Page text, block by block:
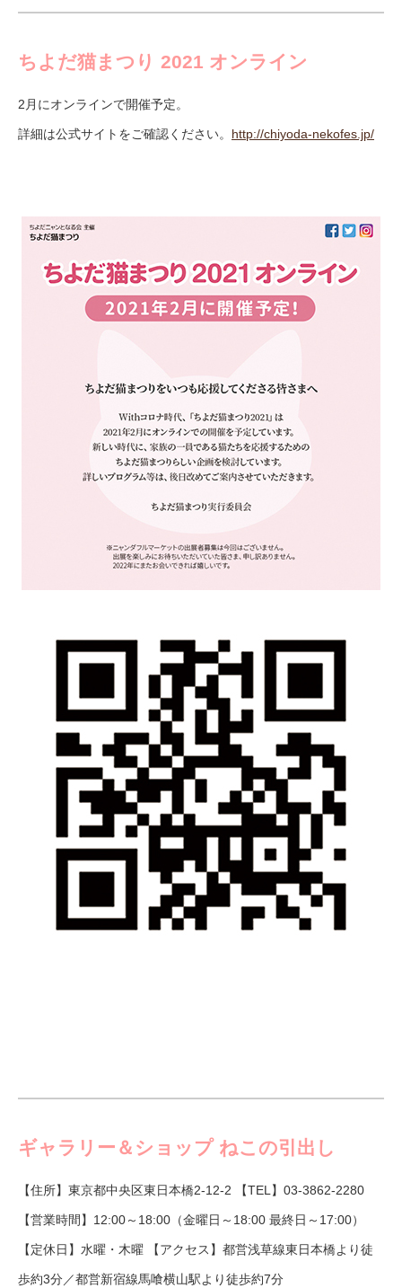
ちよだ猫まつり 2021 オンライン
2月にオンラインで開催予定。
詳細は公式サイトをご確認ください。 http://chiyoda-nekofes.jp/
ギャラリー＆ショップ ねこの引出し
【住所】東京都中央区東日本橋2-12-2 【TEL】03-3862-2280
【営業時間】12:00～18:00（金曜日～18:00 最終日～17:00）
【定休日】水曜・木曜 【アクセス】都営浅草線東日本橋より徒
歩約3分／都営新宿線馬喰横山駅より徒歩約7分